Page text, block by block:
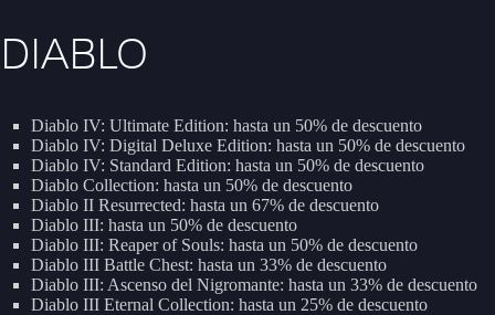
DIABLO
Diablo IV: Ultimate Edition: hasta un 50% de descuento
Diablo IV: Digital Deluxe Edition: hasta un 50% de descuento
Diablo IV: Standard Edition: hasta un 50% de descuento
Diablo Collection: hasta un 50% de descuento
Diablo II Resurrected: hasta un 67% de descuento
Diablo III: hasta un 50% de descuento
Diablo III: Reaper of Souls: hasta un 50% de descuento
Diablo III Battle Chest: hasta un 33% de descuento
Diablo III: Ascenso del Nigromante: hasta un 33% de descuento
Diablo III Eternal Collection: hasta un 25% de descuento